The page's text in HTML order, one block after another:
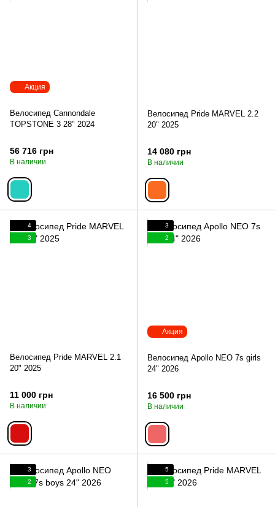
Акция
Велосипед Cannondale
TOPSTONE 3 28" 2024
56 716 грн
В наличии
Велосипед Pride MARVEL 2.2
20" 2025
14 080 грн
В наличии
4
3
Велосипед Pride MARVEL 2.1
20" 2025
11 000 грн
В наличии
Акция
3
2
Велосипед Apollo NEO 7s girls
24" 2026
16 500 грн
В наличии
3
2
5
5